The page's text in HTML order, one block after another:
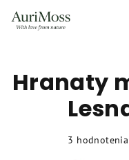
Hranaty
Priemerné
3 hodnotenia